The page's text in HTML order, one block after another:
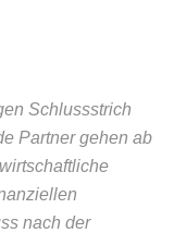
Schlussstrich
Partner gehen ab
nach der